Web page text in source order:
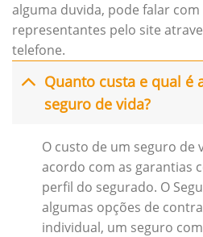
alguma duvida, pode falar
representantes pelo site
telefone.
Quanto custa e qual é
seguro de vida?
O custo de um seguro de
acordo com as garantias
perfil do segurado. O
algumas opções de
individual, um seguro